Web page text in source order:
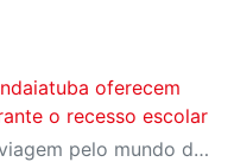
oferecem
o recesso escolar
Com a proposta de fazer uma viagem pelo mundo das brincadeiras, o programa acontece nas férias escolares de julho, com uma programação exclusiva para as crianças